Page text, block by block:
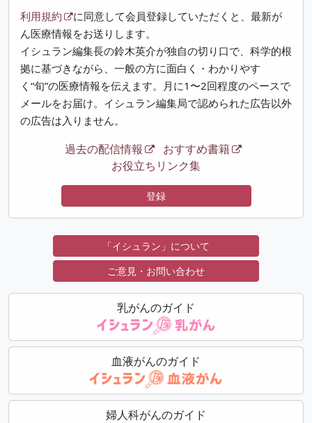
利用規約
に同意して会員登録していただくと、最新が
ん医療情報をお送りします。
イシュラン編集長の鈴木英介が独自の切り口で、科学的根
拠に基づきながら、一般の方に面白く・わかりやす
く“旬”の医療情報を伝えます。月に1〜2回程度のペースで
メールをお届け。イシュラン編集局で認められた広告以外
の広告は入りません。
過去の配信情報
おすすめ書籍
お役立ちリンク集
登録
「イシュラン」について
ご意見・お問い合わせ
乳がんのガイド
血液がんのガイド
婦人科がんのガイド